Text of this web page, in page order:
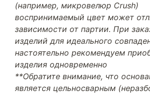
(например, микровелюр Crush)
воспринимаемый цвет может
зависимости от партии. При
изделий для идеального
настоятельно рекомендуем
изделия одновременно
**Обратите внимание, что
является цельносварным